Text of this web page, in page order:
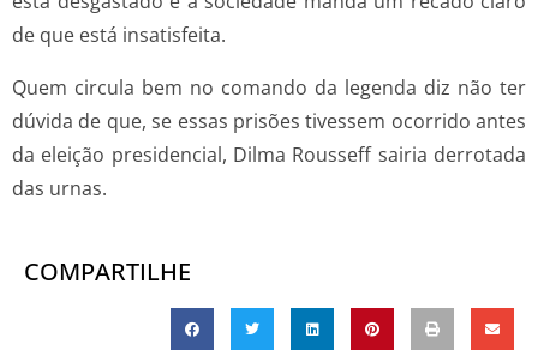
de que está insatisfeita.
Quem circula bem no comando da legenda diz não ter
dúvida de que, se essas prisões tivessem ocorrido antes
da eleição presidencial, Dilma Rousseff sairia derrotada
das urnas.
COMPARTILHE